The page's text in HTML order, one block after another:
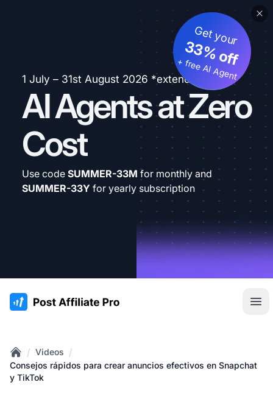
1 July – 31st August 2026 *extended
AI Agents at Zero
Cost
Get your
33% off
+ free AI Agent
Use code SUMMER-33M for monthly and
SUMMER-33Y for yearly subscription
:site.title
Home
/ Videos /
Consejos rápidos para crear anuncios efectivos en Snapchat
y TikTok